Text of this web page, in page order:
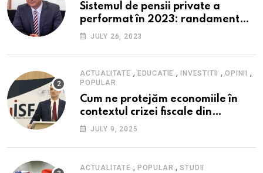
Sistemul de pensii private a
performat în 2023: randament
peste inflație, active și plăți la
cadrul ofertei Hidroelectrica,
reziliența la crize
JULY 26, 2023
ACTUALITATE , EDUCATIE ,INVESTITII ,OPINII ,
POPULAR
Cum ne protejăm economiile în
contextul crizei fiscale din
România- Valentin Ionescu,
Financiare (ISF)
JULY 9, 2025
ACTUALITATE , POPULAR ,STUDII